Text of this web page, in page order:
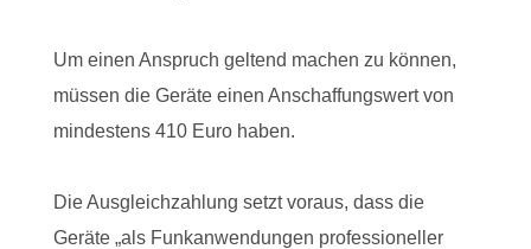
Um einen Anspruch geltend machen zu können,
müssen die Geräte einen Anschaffungswert von
mindestens 410 Euro haben.
Die Ausgleichzahlung setzt voraus, dass die
Geräte „als Funkanwendungen professioneller